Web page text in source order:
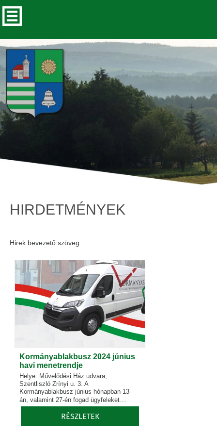
HIRDETMÉNYEK
Hirek bevezető szöveg
Kormányablakbusz 2024 június
havi menetrendje
Helye: Művelődési Ház udvara,
Szentliszló Zrínyi u. 3. A
Kormányablakbusz június hónapban 13-
án, valamint 27-én fogad ügyfeleket
RÉSZLETEK